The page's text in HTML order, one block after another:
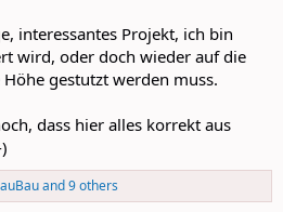
interessantes Projekt, ich bin
wird, oder doch wieder auf die
gestutzt werden muss.
dass hier alles korrekt aus
and 9 others